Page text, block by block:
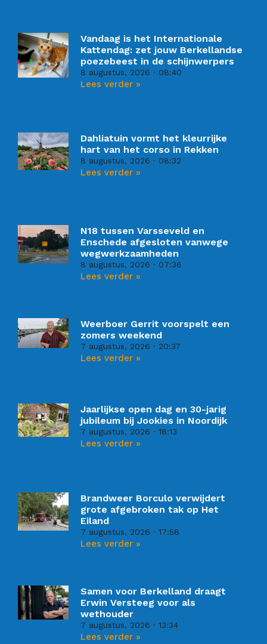
Vandaag is het Internationale
Kattendag: zet jouw Berkellandse
poezebeest in de schijnwerpers
8 augustus, 2026 08:40
Lees verder »
Dahliatuin vormt het kleurrijke
hart van het corso in Rekken
8 augustus, 2026 08:32
Lees verder »
N18 tussen Varsseveld en
Enschede afgesloten vanwege
wegwerkzaamheden
8 augustus, 2026 07:36
Lees verder »
Weerboer Gerrit voorspelt een
zomers weekend
7 augustus, 2026 20:37
Lees verder »
Jaarlijkse open dag en 30-jarig
jubileum bij Jookies in Noordijk
7 augustus, 2026 18:13
Lees verder »
Brandweer Borculo verwijdert
grote afgebroken tak op Het
Eiland
7 augustus, 2026 17:58
Lees verder »
Samen voor Berkelland draagt
Erwin Versteeg voor als
wethouder
7 augustus, 2026 13:34
Lees verder »